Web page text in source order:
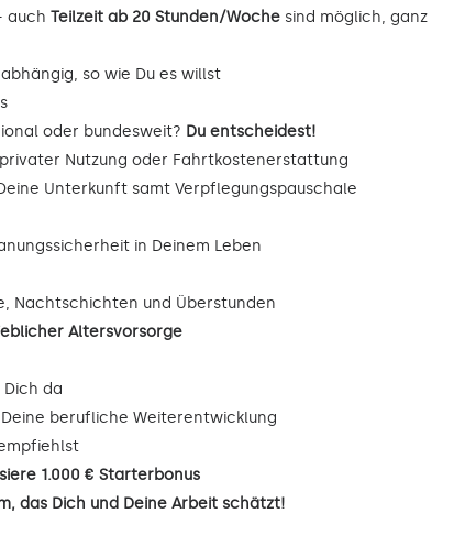
auch Teilzeit ab 20 Stunden/Woche sind möglich, ganz
so wie Du es willst
oder bundesweit? Du entscheidest!
Nutzung oder Fahrtkostenerstattung
Unterkunft samt Verpflegungspauschale
in Deinem Leben
Nachtschichten und Überstunden
Altersvorsorge
da
berufliche Weiterentwicklung
1.000 € Starterbonus
das Dich und Deine Arbeit schätzt!